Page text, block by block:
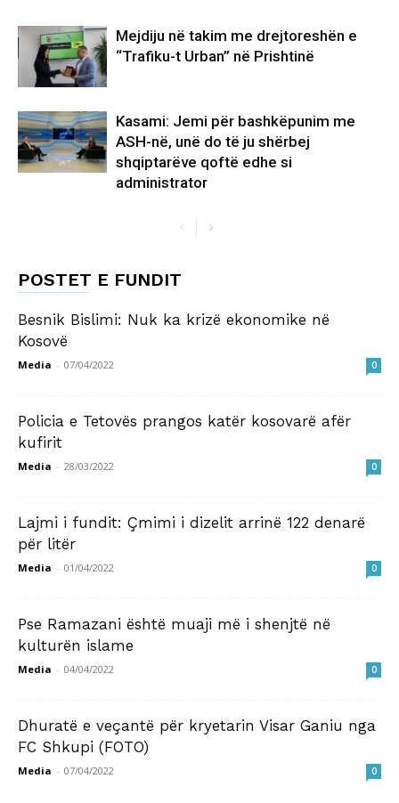
Mejdiju në takim me drejtoreshën e
“Trafiku-t Urban” në Prishtinë
Kasami: Jemi për bashkëpunim me
ASH-në, unë do të ju shërbej
shqiptarëve qoftë edhe si
administrator
POSTET E FUNDIT
Besnik Bislimi: Nuk ka krizë ekonomike në
Kosovë
Media - 07/04/2022 0
Policia e Tetovës prangos katër kosovarë afër
kufirit
Media - 28/03/2022 0
Lajmi i fundit: Çmimi i dizelit arrinë 122 denarë
për litër
Media - 01/04/2022 0
Pse Ramazani është muaji më i shenjtë në
kulturën islame
Media - 04/04/2022 0
Dhuratë e veçantë për kryetarin Visar Ganiu nga
FC Shkupi (FOTO)
Media - 07/04/2022 0